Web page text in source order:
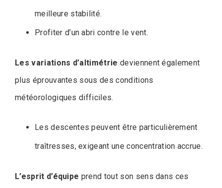
meilleure stabilité.
Profiter d’un abri contre le vent.
Les variations d’altimétrie deviennent également
plus éprouvantes sous des conditions
météorologiques difficiles.
Les descentes peuvent être particulièrement
traîtresses, exigeant une concentration accrue.
L’esprit d’équipe prend tout son sens dans ces